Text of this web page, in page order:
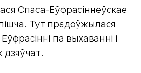
Спаса-Еўфрасіннеўскае
Тут прадоўжылася
па выхаванні і
дзяўчат.